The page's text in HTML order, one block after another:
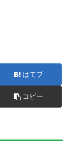
はてブ
コピー